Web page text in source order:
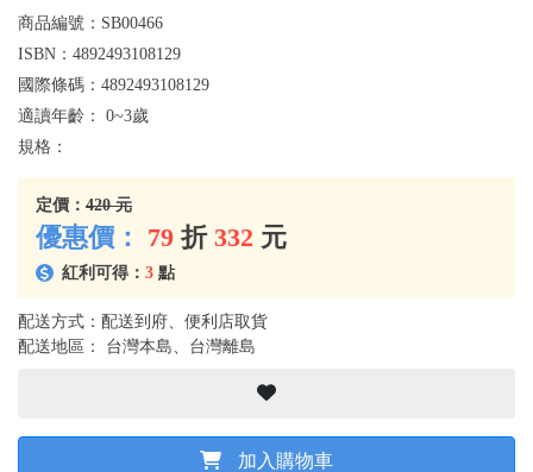
商品編號： SB00466
ISBN： 4892493108129
國際條碼： 4892493108129
適讀年齡： 0~3歲
規格：
定價： 420 元
優惠價： 79 折 332 元
紅利可得： 3 點
配送方式：配送到府、便利店取貨
配送地區： 台灣本島、台灣離島
加入購物車